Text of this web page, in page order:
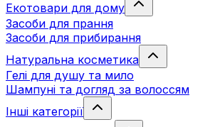
Екотовари для дому
Засоби для прання
Засоби для прибирання
Натуральна косметика
Гелі для душу та мило
Шампуні та догляд за волоссям
Інші категорії